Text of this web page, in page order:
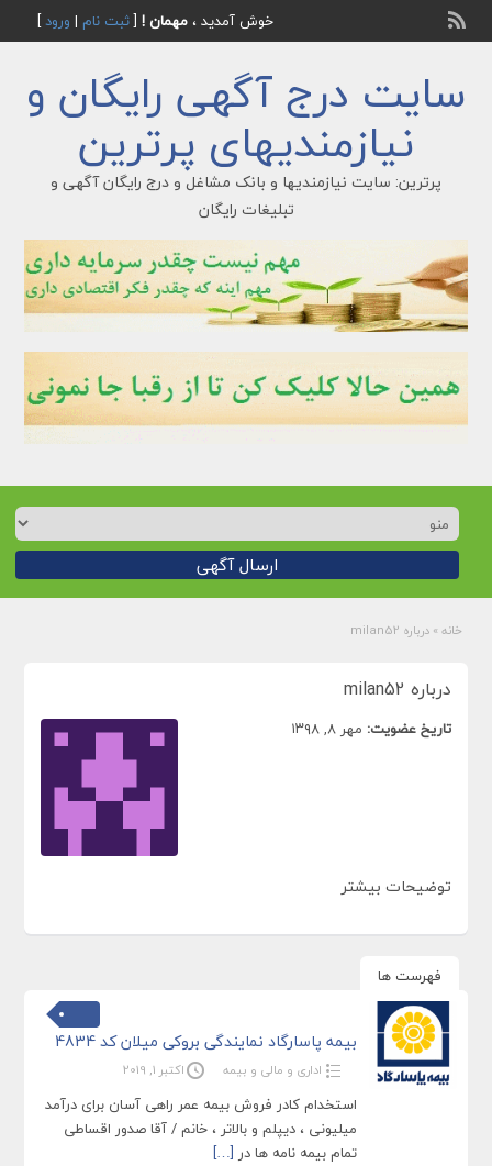
خوش آمدید ، مهمان ![ثبت نام | ورود]
سایت درج آگهی رایگان و
نیازمندیهای پرترین
پرترین: سایت نیازمندیها و بانک مشاغل و درج رایگان آگهی و
تبلیغات رایگان
ارسال آگهی
خانه » درباره milan52
درباره milan52
تاریخ عضویت: مهر ۸, ۱۳۹۸
توضیحات بیشتر
فهرست ها
بیمه پاسارگاد نمایندگی بروکی میلان کد 4834
اداری و مالی و بیمه اکتبر 1, 2019
استخدام کادر فروش بیمه عمر راهی آسان برای درآمد
میلیونی ، دیپلم و بالاتر ، خانم / آقا صدور اقساطی
تمام بیمه نامه ها در […]